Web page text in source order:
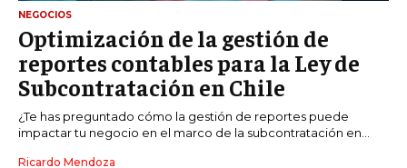
NEGOCIOS
Optimización de la gestión de
reportes contables para la Ley de
Subcontratación en Chile
¿Te has preguntado cómo la gestión de reportes puede
impactar tu negocio en el marco de la subcontratación en...
Ricardo Mendoza